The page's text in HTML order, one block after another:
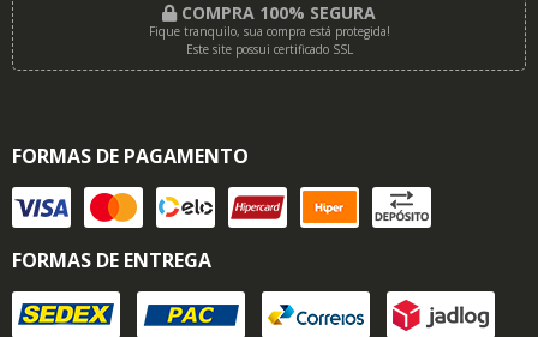
COMPRA 100% SEGURA
Fique tranquilo, sua compra está protegida!
Este site possui certificado SSL
FORMAS DE PAGAMENTO
FORMAS DE ENTREGA